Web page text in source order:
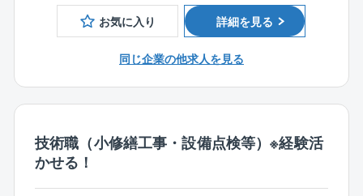
■長期修繕計画表作成：修繕工事の時期及び費用を把握
するための修繕計画を作成します。
■設備点検の確認：関係業者による設備点検等の結果を
※夜間、休日出勤は基本少なめですが、対応いただいた
場合は振替休日を取得いただきます。
■建築士・建築施工管理技士・管工事施工管理技士・電
気主任技術者などの資格をお持ちの方
お気に入り 詳細を見る
同じ企業の他求人を見る
技術職（小修繕工事・設備点検等）※経験活
かせる！